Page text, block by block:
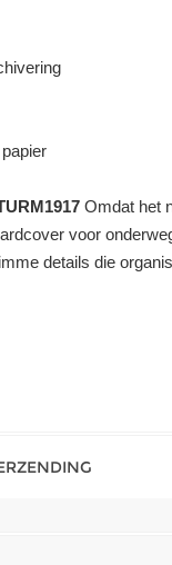
Omdat het
voor
details die